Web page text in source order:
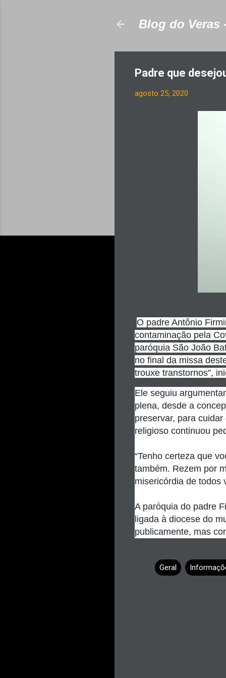
Blog do Veras
Padre que
agosto 25, 2020
O padre Antônio
contaminação pela
paróquia São João
no final da missa
trouxe transtornos”,
Ele seguiu
plena, desde a
preservar, para
religioso continuou
“Tenho certeza que
também. Rezem por
misericórdia de todos
A paróquia do padre
ligada à diocese do
publicamente, mas
Geral